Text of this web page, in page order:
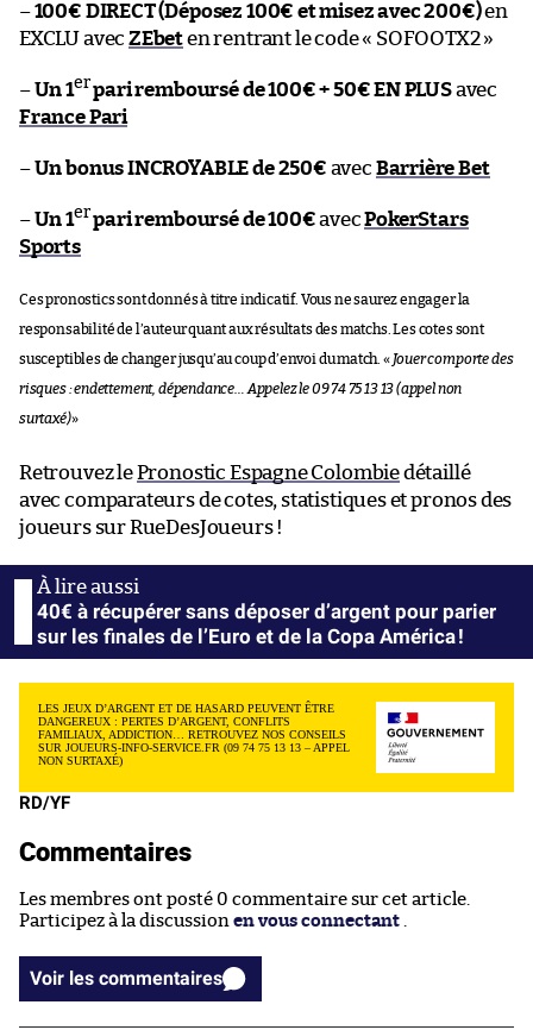
–100€ DIRECT (Déposez 100€ et misez avec 200€)en
EXCLU avecZEbeten rentrant le code « SOFOOTX2 »
–Un 1erpari remboursé de 100€ + 50€ EN PLUSavec
France Pari
–Un bonus INCROYABLE de 250€ avec Barrière Bet
–Un 1erpari remboursé de 100€avecPokerStars
Sports
Ces pronostics sont donnés à titre indicatif. Vous ne saurez engager la
responsabilité de l’auteur quant aux résultats des matchs. Les cotes sont
susceptibles de changer jusqu’au coup d’envoi du match. «Jouer comporte des
risques : endettement, dépendance… Appelez le 09 74 75 13 13 (appel non
surtaxé)»
Retrouvez lePronostic Espagne Colombiedétaillé
avec comparateurs de cotes, statistiques et pronos des
joueurs sur RueDesJoueurs !
40€ à récupérer sans déposer d’argent pour parier
sur les finales de l’Euro et de la Copa América !
LES JEUX D’ARGENT ET DE HASARD PEUVENT ÊTRE
DANGEREUX : PERTES D’ARGENT, CONFLITS
FAMILIAUX, ADDICTION… RETROUVEZ NOS CONSEILS
SUR JOUEURS-INFO-SERVICE.FR (09 74 75 13 13 – APPEL
NON SURTAXÉ)
RD/YF
Commentaires
Les membres ont posté 0 commentaire sur cet article.
Participez à la discussion en vous connectant .
Voir les commentaires